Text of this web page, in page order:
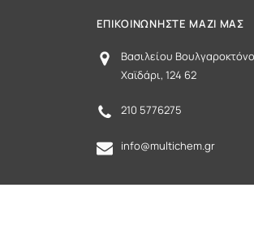
ΕΠΙΚΟΙΝΩΝΗΣΤΕ ΜΑΖΙ ΜΑΣ
Βασιλείου
Χαϊδάρι, 124 62
210 5776275
info@multichem.gr